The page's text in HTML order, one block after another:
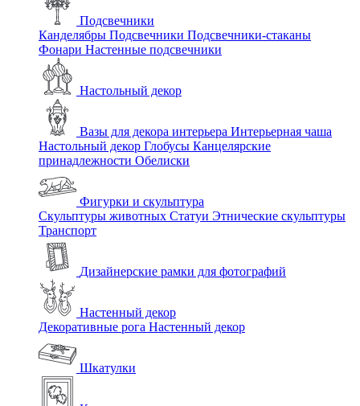
Подсвечники
Канделябры Подсвечники Подсвечники-стаканы
Фонари Настенные подсвечники
Настольный декор
Вазы для декора интерьера Интерьерная чаша
Настольный декор Глобусы Канцелярские
принадлежности Обелиски
Фигурки и скульптура
Скульптуры животных Статуи Этнические скульптуры
Транспорт
Дизайнерские рамки для фотографий
Настенный декор
Декоративные рога Настенный декор
Шкатулки